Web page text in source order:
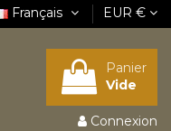
Français EUR €
Panier
Vide
Connexion